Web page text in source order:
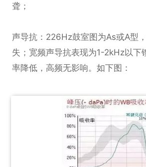
聋；
声导抗：226Hz鼓室图为As或A型
失；宽频声导抗表现为1-2kHz以下
率降低，高频无影响。如下图：